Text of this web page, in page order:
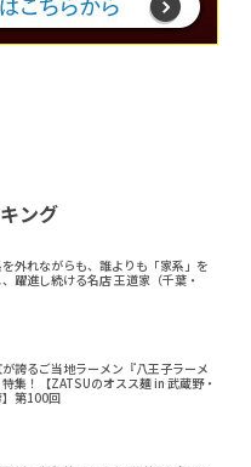
ング
を外れながらも、誰よりも「家系」を
躍進し続ける名店 王道家（千葉・
誇るご当地ラーメン『八王子ラーメ
集！【ZATSUのオスス麺 in 武蔵野・
第100回